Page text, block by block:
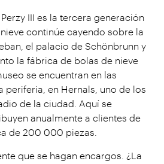
III es la tercera generación
continúe cayendo sobre la
el palacio de Schönbrunn y
la fábrica de bolas de nieve
se encuentran en las
periferia, en Hernals, uno de los
de la ciudad. Aquí se
anualmente a clientes de
de 200 000 piezas.
que se hagan encargos. ¿La